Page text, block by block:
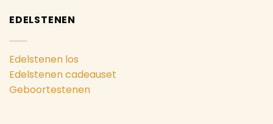
EDELSTENEN
Edelstenen los
Edelstenen cadeauset
Geboortestenen